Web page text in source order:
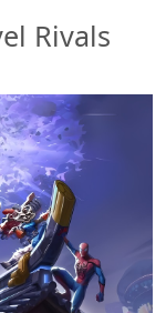
Rivals